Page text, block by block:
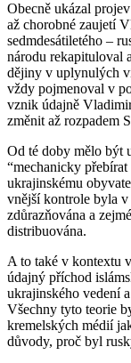
Obecně ukázal
až chorobné zaujetí
sedmdesátiletého –
národu rekapituloval
dějiny v uplynulých
vždy pojmenoval v
vznik údajně
změnit až rozpadem
Od té doby mělo být
“mechanicky
ukrajinskému
vnější kontrole byla v
zdůrazňována a
distribuována.
A to také v kontextu
údajný příchod
ukrajinského vedení
Všechny tyto teorie
kremelských médií
důvody, proč byl